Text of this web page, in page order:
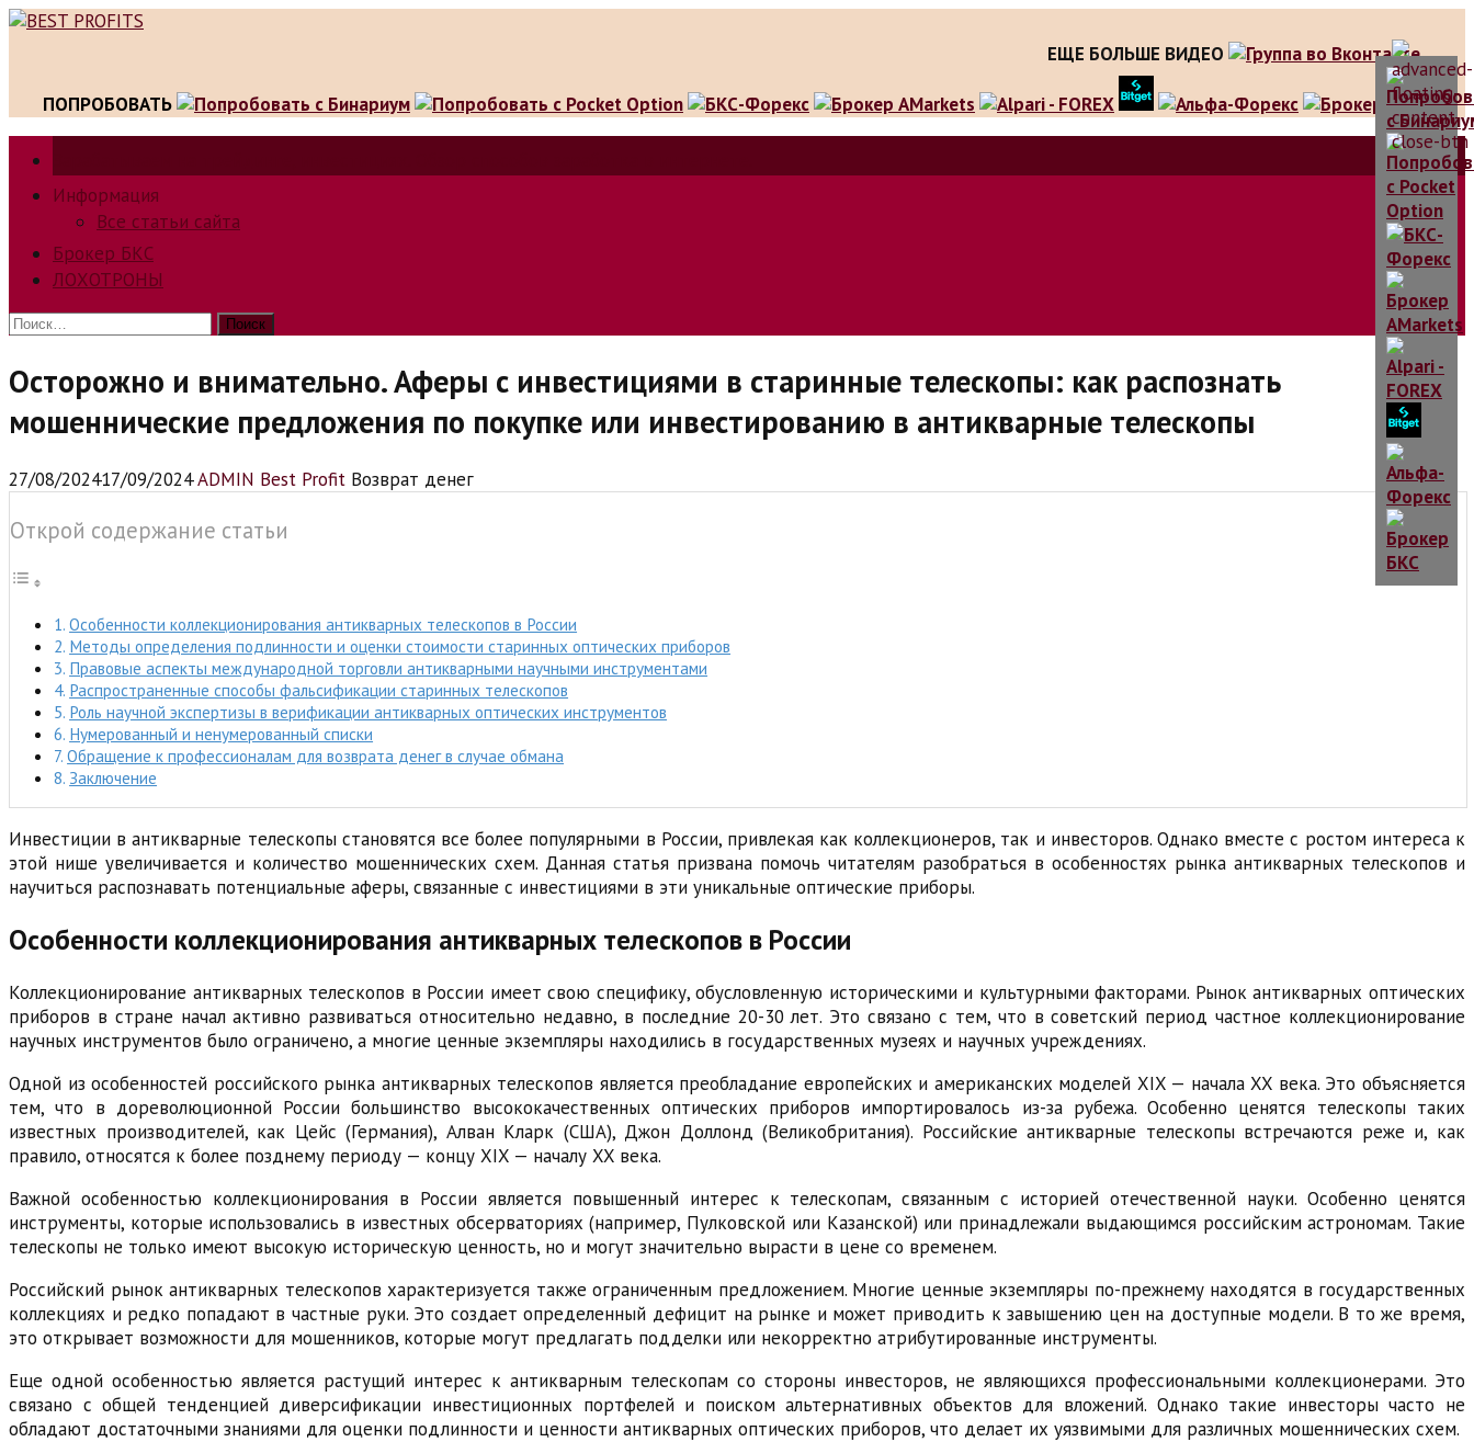
Skip
ЕЩЕ БОЛЬШЕ ВИДЕО
ПОПРОБОВАТЬ
Информация
Все статьи сайта
Брокер БКС
ЛОХОТРОНЫ
Найти:
Осторожно и внимательно. Аферы с инвестициями в старинные телескопы: как распознать
мошеннические предложения по покупке или инвестированию в антикварные телескопы
27/08/202417/09/2024ADMIN Best Profit Возврат денег
Открой содержание статьи
Особенности коллекционирования антикварных телескопов в России
Методы определения подлинности и оценки стоимости старинных оптических приборов
Правовые аспекты международной торговли антикварными научными инструментами
Распространенные способы фальсификации старинных телескопов
Роль научной экспертизы в верификации антикварных оптических инструментов
Нумерованный и ненумерованный списки
Обращение к профессионалам для возврата денег в случае обмана
Заключение
Инвестиции в антикварные телескопы становятся все более популярными в России, привлекая как коллекционеров, так и инвесторов. Однако вместе с ростом интереса к
этой нише увеличивается и количество мошеннических схем. Данная статья призвана помочь читателям разобраться в особенностях рынка антикварных телескопов и
научиться распознавать потенциальные аферы, связанные с инвестициями в эти уникальные оптические приборы.
Особенности коллекционирования антикварных телескопов в России
Коллекционирование антикварных телескопов в России имеет свою специфику, обусловленную историческими и культурными факторами. Рынок антикварных оптических
приборов в стране начал активно развиваться относительно недавно, в последние 20-30 лет. Это связано с тем, что в советский период частное коллекционирование
научных инструментов было ограничено, а многие ценные экземпляры находились в государственных музеях и научных учреждениях.
Одной из особенностей российского рынка антикварных телескопов является преобладание европейских и американских моделей XIX — начала XX века. Это объясняется
тем, что в дореволюционной России большинство высококачественных оптических приборов импортировалось из-за рубежа. Особенно ценятся телескопы таких
известных производителей, как Цейс (Германия), Алван Кларк (США), Джон Доллонд (Великобритания). Российские антикварные телескопы встречаются реже и, как
правило, относятся к более позднему периоду — концу XIX — началу XX века.
Важной особенностью коллекционирования в России является повышенный интерес к телескопам, связанным с историей отечественной науки. Особенно ценятся
инструменты, которые использовались в известных обсерваториях (например, Пулковской или Казанской) или принадлежали выдающимся российским астрономам. Такие
телескопы не только имеют высокую историческую ценность, но и могут значительно вырасти в цене со временем.
Российский рынок антикварных телескопов характеризуется также ограниченным предложением. Многие ценные экземпляры по-прежнему находятся в государственных
коллекциях и редко попадают в частные руки. Это создает определенный дефицит на рынке и может приводить к завышению цен на доступные модели. В то же время,
это открывает возможности для мошенников, которые могут предлагать подделки или некорректно атрибутированные инструменты.
Еще одной особенностью является растущий интерес к антикварным телескопам со стороны инвесторов, не являющихся профессиональными коллекционерами. Это
связано с общей тенденцией диверсификации инвестиционных портфелей и поиском альтернативных объектов для вложений. Однако такие инвесторы часто не
обладают достаточными знаниями для оценки подлинности и ценности антикварных оптических приборов, что делает их уязвимыми для различных мошеннических схем.